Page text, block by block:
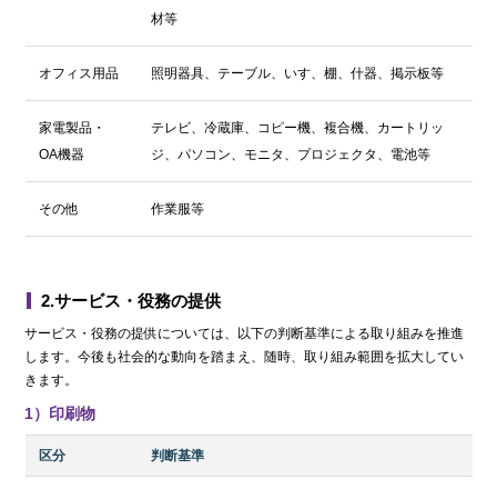
材等
オフィス用品 照明器具、テーブル、いす、棚、什器、掲示板等
家電製品・
OA機器
テレビ、冷蔵庫、コピー機、複合機、カートリッ
ジ、パソコン、モニタ、プロジェクタ、電池等
その他 作業服等
2.サービス・役務の提供
サービス・役務の提供については、以下の判断基準による取り組みを推進
します。今後も社会的な動向を踏まえ、随時、取り組み範囲を拡大してい
きます。
1）印刷物
区分 判断基準